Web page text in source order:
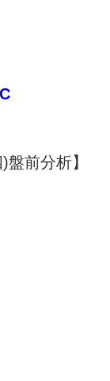
前分析】